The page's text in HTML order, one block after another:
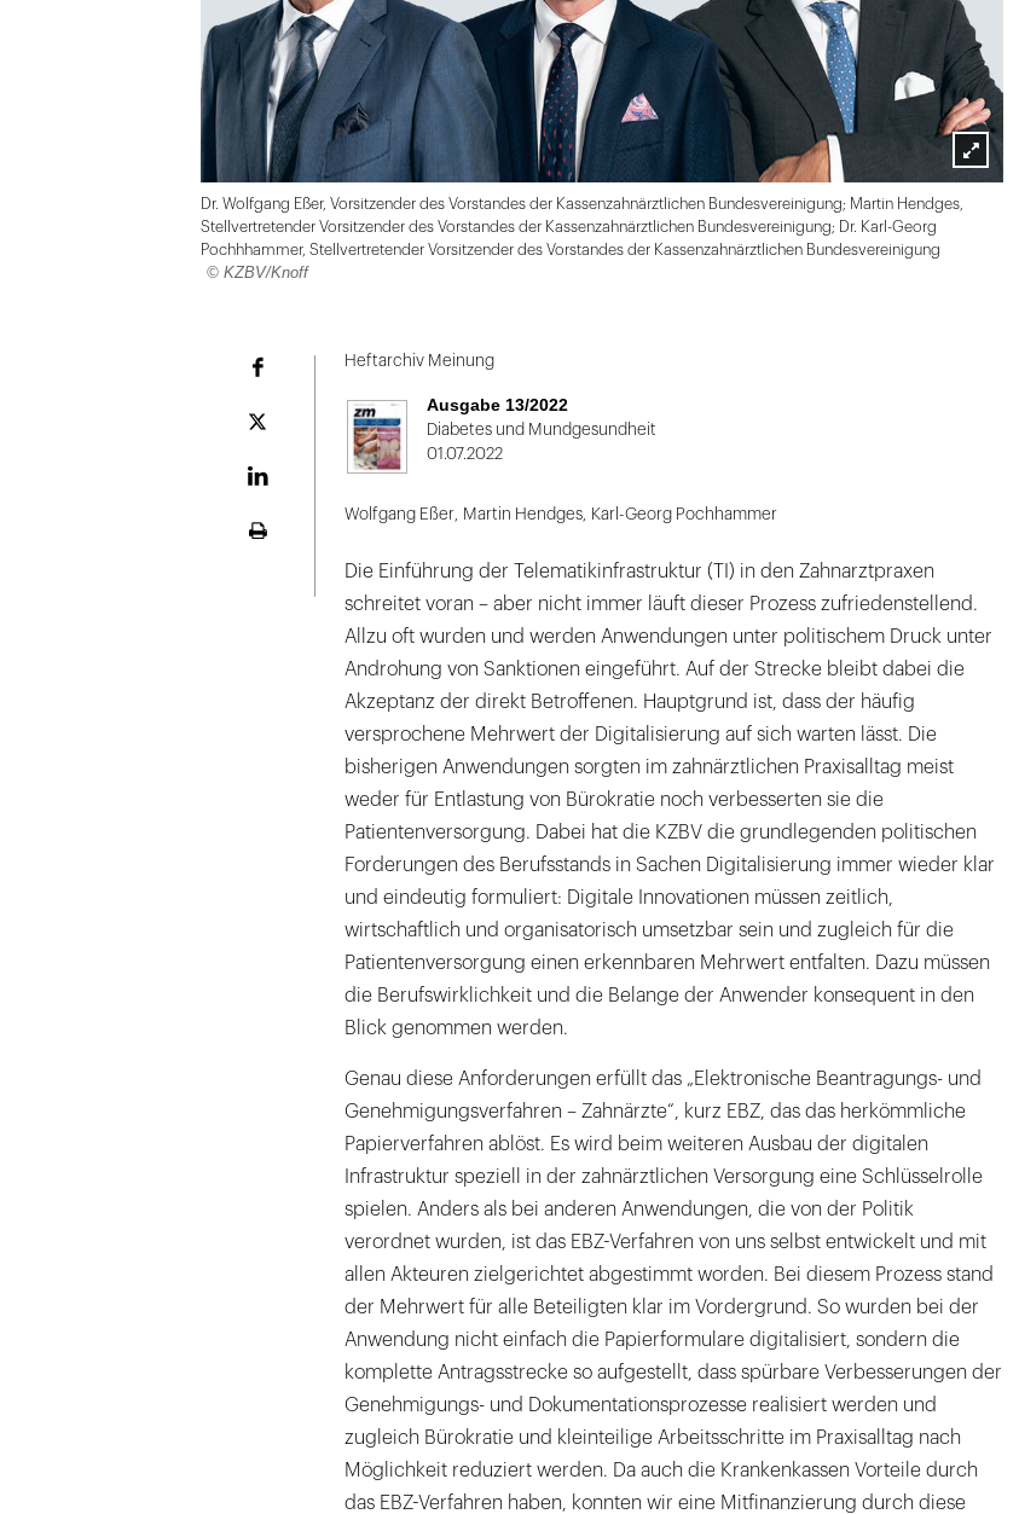
Lightbox
öffnen
Dr. Wolfgang Eßer, Vorsitzender des Vorstandes der Kassenzahnärztlichen Bundesvereinigung; Martin Hendges,
Stellvertretender Vorsitzender des Vorstandes der Kassenzahnärztlichen Bundesvereinigung; Dr. Karl-Georg
Pochhhammer, Stellvertretender Vorsitzender des Vorstandes der Kassenzahnärztlichen Bundesvereinigung
© KZBV/Knoff
Plattform
Heftarchiv Meinung
Ausgabe 13/2022
Diabetes und Mundgesundheit
01.07.2022
Wolfgang Eßer, Martin Hendges, Karl-Georg Pochhammer
Die Einführung der Telematikinfrastruktur (TI) in den Zahnarztpraxen
schreitet voran – aber nicht immer läuft dieser Prozess zufriedenstellend.
Allzu oft wurden und werden Anwendungen unter politischem Druck unter
Androhung von Sanktionen eingeführt. Auf der Strecke bleibt dabei die
Akzeptanz der direkt Betroffenen. Hauptgrund ist, dass der häufig
versprochene Mehrwert der Digitalisierung auf sich warten lässt. Die
bisherigen Anwendungen sorgten im zahnärztlichen Praxisalltag meist
weder für Entlastung von Bürokratie noch verbesserten sie die
Patientenversorgung. Dabei hat die KZBV die grundlegenden politischen
Forderungen des Berufsstands in Sachen Digitalisierung immer wieder klar
und eindeutig formuliert: Digitale Innovationen müssen zeitlich,
wirtschaftlich und organisatorisch umsetzbar sein und zugleich für die
Patientenversorgung einen erkennbaren Mehrwert entfalten. Dazu müssen
die Berufswirklichkeit und die Belange der Anwender konsequent in den
Blick genommen werden.
Genau diese Anforderungen erfüllt das „Elektronische Beantragungs- und
Genehmigungsverfahren – Zahnärzte“, kurz EBZ, das das herkömmliche
Papierverfahren ablöst. Es wird beim weiteren Ausbau der digitalen
Infrastruktur speziell in der zahnärztlichen Versorgung eine Schlüsselrolle
spielen. Anders als bei anderen Anwendungen, die von der Politik
verordnet wurden, ist das EBZ-Verfahren von uns selbst entwickelt und mit
allen Akteuren zielgerichtet abgestimmt worden. Bei diesem Prozess stand
der Mehrwert für alle Beteiligten klar im Vordergrund. So wurden bei der
Anwendung nicht einfach die Papierformulare digitalisiert, sondern die
komplette Antragsstrecke so aufgestellt, dass spürbare Verbesserungen der
Genehmigungs- und Dokumentationsprozesse realisiert werden und
zugleich Bürokratie und kleinteilige Arbeitsschritte im Praxisalltag nach
Möglichkeit reduziert werden. Da auch die Krankenkassen Vorteile durch
das EBZ-Verfahren haben, konnten wir eine Mitfinanzierung durch diese